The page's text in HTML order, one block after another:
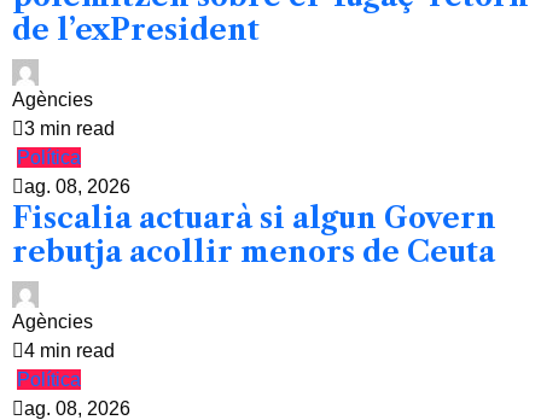
de l’exPresident
Agències
3 min read
Política
ag. 08, 2026
Fiscalia actuarà si algun Govern
rebutja acollir menors de Ceuta
Agències
4 min read
Política
ag. 08, 2026